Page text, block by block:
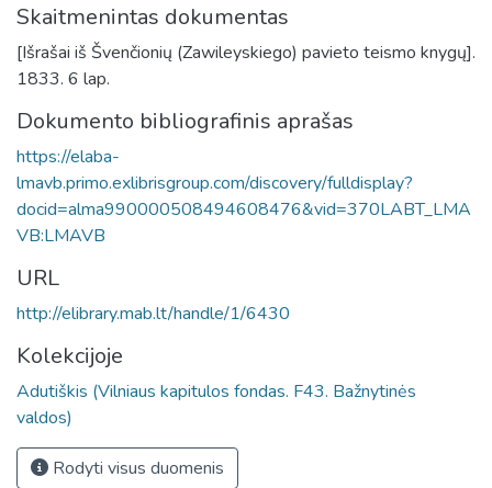
Skaitmenintas dokumentas
[Išrašai iš Švenčionių (Zawileyskiego) pavieto teismo knygų].
1833. 6 lap.
Dokumento bibliografinis aprašas
https://elaba-
lmavb.primo.exlibrisgroup.com/discovery/fulldisplay?
docid=alma990000508494608476&vid=370LABT_LMA
VB:LMAVB
URL
http://elibrary.mab.lt/handle/1/6430
Kolekcijoje
Adutiškis (Vilniaus kapitulos fondas. F43. Bažnytinės
valdos)
Rodyti visus duomenis